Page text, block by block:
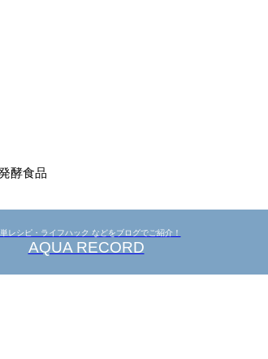
酵食品
レシピ・ライフハック などをブログでご紹介！
AQUA RECORD